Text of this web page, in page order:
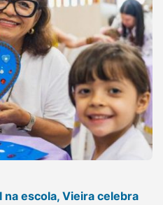
escola, Vieira celebra